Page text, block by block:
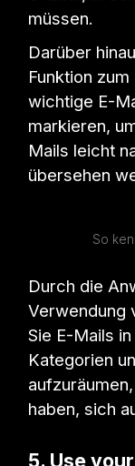
müssen.
Darüber
Funktion
wichtige E-
markieren,
Mails leicht
übersehen
So
Durch die
Verwendung
Sie E-Mails
Kategorien
haben, sich
5. Use